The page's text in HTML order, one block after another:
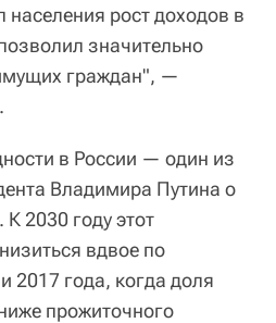
рост доходов в
значительно
граждан", —
в России — один из
Владимира Путина о
2030 году этот
вдвое по
2017 года, когда доля
прожиточного